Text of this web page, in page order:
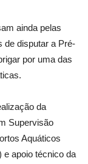
ainda pelas
de disputar a Pré-
por uma das
da
Supervisão
Aquáticos
e apoio técnico da